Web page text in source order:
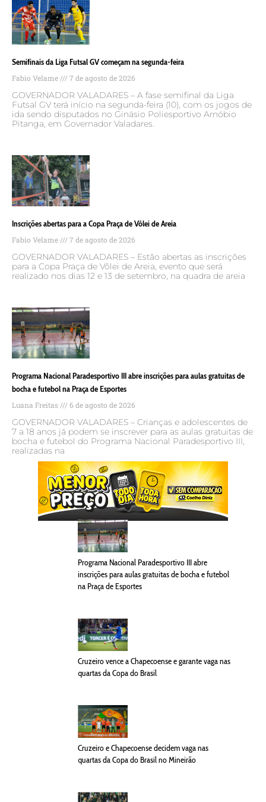
Semifinais da Liga Futsal GV começam na segunda-feira
Fabio Velame 7 de agosto de 2026
GOVERNADOR VALADARES – A fase semifinal da Liga
Futsal GV terá início na segunda-feira (10), com os jogos de
ida sendo disputados no Ginásio Poliesportivo Arnóbio
Pitanga, em Governador Valadares.
Inscrições abertas para a Copa Praça de Vôlei de Areia
Fabio Velame 7 de agosto de 2026
GOVERNADOR VALADARES – Estão abertas as inscrições
para a Copa Praça de Vôlei de Areia, evento que será
realizado nos dias 12 e 13 de setembro, na quadra de areia
Programa Nacional Paradesportivo III abre inscrições para aulas gratuitas de
bocha e futebol na Praça de Esportes
Luana Freitas 6 de agosto de 2026
GOVERNADOR VALADARES – Crianças e adolescentes de
7 a 18 anos já podem se inscrever para as aulas gratuitas de
bocha e futebol do Programa Nacional Paradesportivo III,
realizadas na
Programa Nacional Paradesportivo III abre
inscrições para aulas gratuitas de bocha e futebol
na Praça de Esportes
Cruzeiro vence a Chapecoense e garante vaga nas
quartas da Copa do Brasil
Cruzeiro e Chapecoense decidem vaga nas
quartas da Copa do Brasil no Mineirão